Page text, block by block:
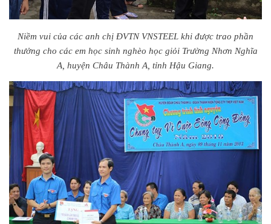
Niềm vui của các anh chị ĐVTN VNSTEEL khi được trao phần
thưởng cho các em học sinh nghèo học giỏi Trường Nhơn Nghĩa
A, huyện Châu Thành A, tỉnh Hậu Giang.